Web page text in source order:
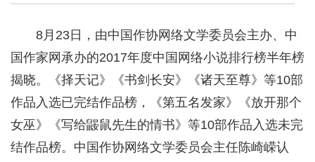
8月23日，由中国作协网络文学委员会主办、中
国作家网承办的2017年度中国网络小说排行榜半年榜
揭晓。《择天记》《书剑长安》《诸天至尊》等10部
作品入选已完结作品榜，《第五名发家》《放开那个
女巫》《写给鼹鼠先生的情书》等10部作品入选未完
结作品榜。中国作协网络文学委员会主任陈崎嵘认